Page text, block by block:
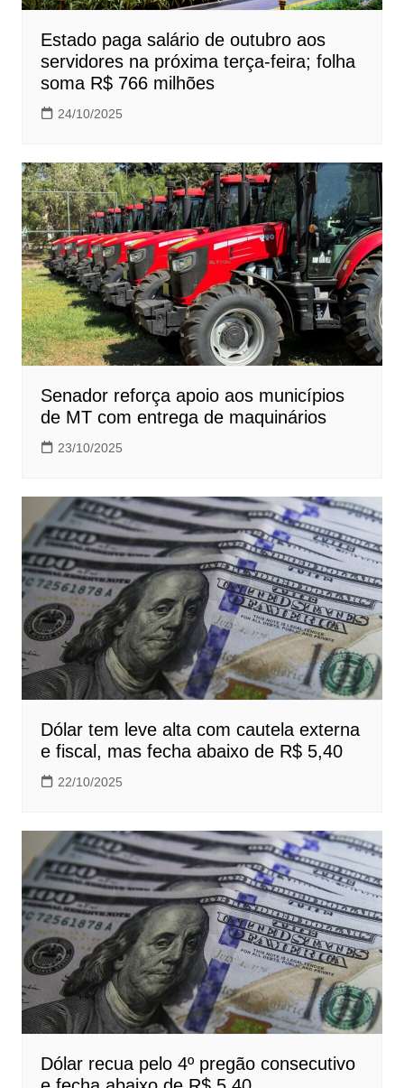
Estado paga salário de outubro aos
servidores na próxima terça-feira; folha
soma R$ 766 milhões
24/10/2025
Senador reforça apoio aos municípios
de MT com entrega de maquinários
23/10/2025
Dólar tem leve alta com cautela externa
e fiscal, mas fecha abaixo de R$ 5,40
22/10/2025
Dólar recua pelo 4º pregão consecutivo